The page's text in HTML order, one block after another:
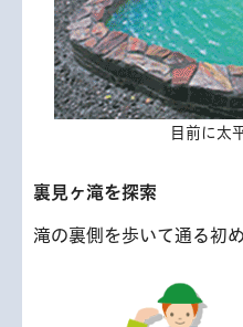
目前に太
裏見ヶ滝を探索
滝の裏側を歩いて通る初